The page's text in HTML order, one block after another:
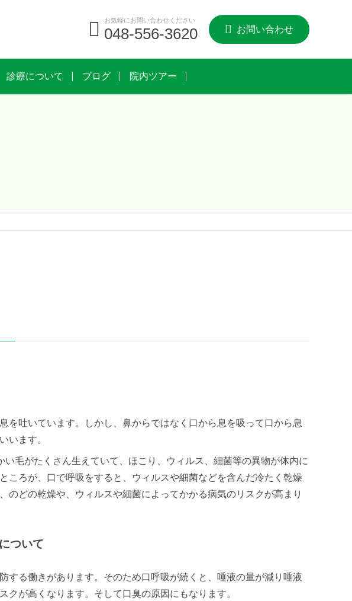
お気軽にお問い合わせください
048-556-3620 お問い合わせ
診療について ブログ 院内ツアー
を吐いています。しかし、鼻からではなく口から息を吸って口から息
います。
毛がたくさん生えていて、ほこり、ウィルス、細菌等の異物が体内に
ころが、口で呼吸をすると、ウィルスや細菌などを含んだ冷たく乾燥
のどの乾燥や、ウィルスや細菌によってかかる病気のリスクが高まり
ついて
する働きがあります。そのため口呼吸が続くと、唾液の量が減り唾液
クが高くなります。そして口臭の原因にもなります。